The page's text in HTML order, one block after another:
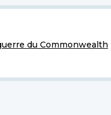
du Commonwealth